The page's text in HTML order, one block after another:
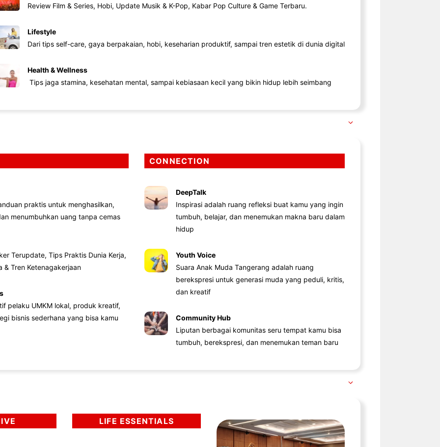
Review Film & Series, Hobi, Update Musik & K-Pop, Kabar Pop Culture & Game Terbaru.
Lifestyle
Dari tips self-care, gaya berpakaian, hobi, keseharian produktif, sampai tren estetik di dunia digital
Health & Wellness
Tips jaga stamina, kesehatan mental, sampai kebiasaan kecil yang bikin hidup lebih seimbang
praktis untuk menghasilkan,
menumbuhkan uang tanpa cemas
Terupdate, Tips Praktis Dunia Kerja,
& Tren Ketenagakerjaan
pelaku UMKM lokal, produk kreatif,
bisnis sederhana yang bisa kamu
CONNECTION
DeepTalk
Inspirasi adalah ruang refleksi buat kamu yang ingin
tumbuh, belajar, dan menemukan makna baru dalam
hidup
Youth Voice
Suara Anak Muda Tangerang adalah ruang
berekspresi untuk generasi muda yang peduli, kritis,
dan kreatif
Community Hub
Liputan berbagai komunitas seru tempat kamu bisa
tumbuh, berekspresi, dan menemukan teman baru
LIFE ESSENTIALS